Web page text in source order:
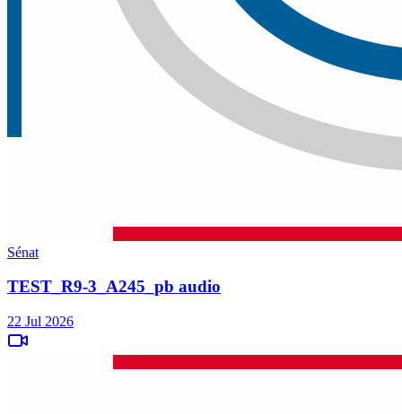
Sénat
TEST_R9-3_A245_pb audio
22 Jul 2026